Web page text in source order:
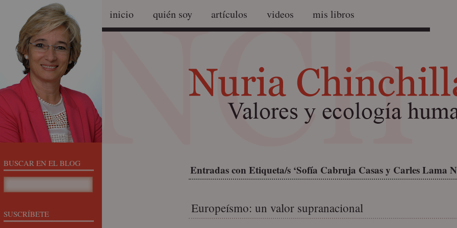
inicio quién soy artículos videos mis libros
Entradas con Etiqueta/s ‘Sofía Cabruja Casas y Carles Lama
Europeísmo: un valor supranacional
BUSCAR EN EL BLOG
SUSCRÍBETE